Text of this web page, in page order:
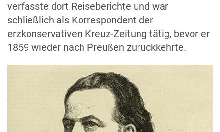
verfasste dort Reiseberichte und war
schließlich als Korrespondent der
erzkonservativen Kreuz-Zeitung tätig, bevor er
1859 wieder nach Preußen zurückkehrte.